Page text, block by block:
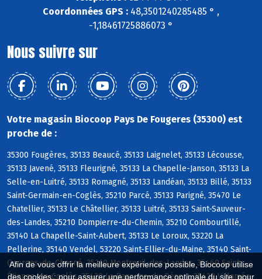
Afin de vous offrir la meilleure expérience possible, Biocoop utilise
des cookies : pour assurer une performance optimale du site, pour
Coordonnées GPS : 48,3501240285485 ° ,
-1,18461725886073 °
Nous suivre sur
Votre magasin Biocoop Pays De Fougeres (35300) est
proche de :
35300 Fougères, 35133 Beaucé, 35133 Laignelet, 35133 Lécousse,
35133 Javené, 35133 Fleurigné, 35133 La Chapelle-Janson, 35133 La
Selle-en-Luitré, 35133 Romagné, 35133 Landéan, 35133 Billé, 35133
Saint-Germain-en-Coglès, 35210 Parcé, 35133 Parigné, 35470 Le
Chatellier, 35133 Le Châtellier, 35133 Luitré, 35133 Saint-Sauveur-
des-Landes, 35210 Dompierre-du-Chemin, 35210 Combourtillé,
35140 La Chapelle-Saint-Aubert, 35133 Le Loroux, 53220 La
Pellerine, 35140 Vendel, 53220 Saint-Ellier-du-Maine, 35140 Saint-
Georges-de-Chesné, 35210 Montreuil-des-Landes, 35460 Saint-
Étienne-en-Coglès, 35420 La Bazouge-du-Désert, 35420 Villamée